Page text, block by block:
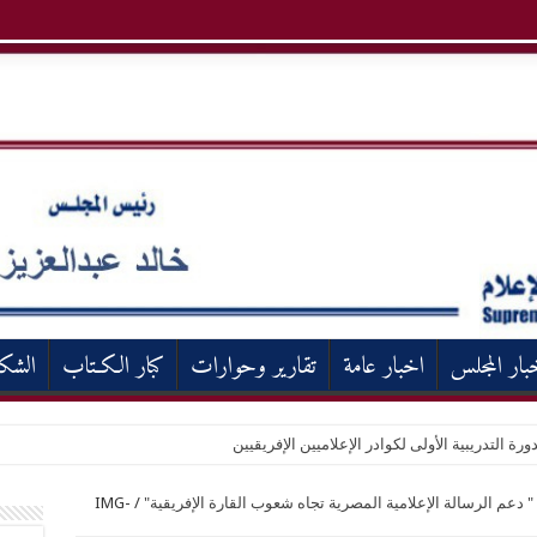
المجلس اخبار عامة تقارير وحوارات كبار الكـتاب
التدريبية الأولى لكوادر الإعلاميين الإفريقيين
الرسالة الإعلامية المصرية تجاه شعوب القارة الإفريقية" /
IMG-